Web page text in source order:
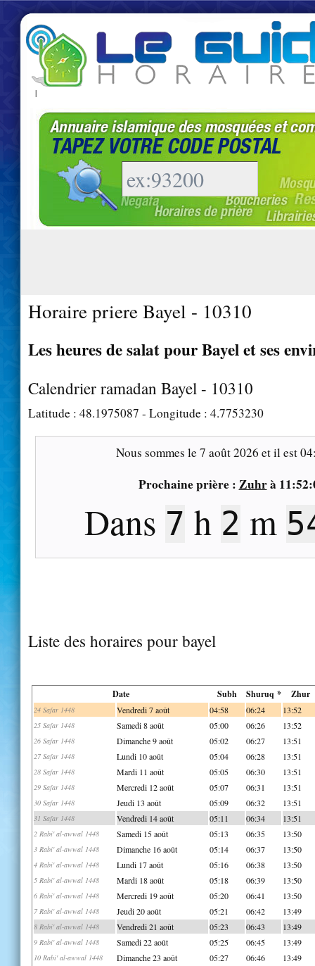
|
Horaire priere Bayel - 10310
Les heures de salat pour Bayel et ses
Calendrier ramadan Bayel - 10310
Latitude : 48.1975087 - Longitude : 4.7753230
Nous sommes le7 août 2026 et il est
Prochaine prière : Zuhrà
Dans 7 h 2 m
Liste des horaires pour bayel
Date Subh Shuruq * Zhur
24 Safar 1448 Vendredi 7 août 04:58 06:24 13:52
25 Safar 1448 Samedi 8 août 05:00 06:26 13:52
26 Safar 1448 Dimanche 9 août 05:02 06:27 13:51
27 Safar 1448 Lundi 10 août 05:04 06:28 13:51
28 Safar 1448 Mardi 11 août 05:05 06:30 13:51
29 Safar 1448 Mercredi 12 août 05:07 06:31 13:51
30 Safar 1448 Jeudi 13 août 05:09 06:32 13:51
31 Safar 1448 Vendredi 14 août 05:11 06:34 13:51
2 Rabi' al-awwal 1448 Samedi 15 août 05:13 06:35 13:50
3 Rabi' al-awwal 1448 Dimanche 16 août 05:14 06:37 13:50
4 Rabi' al-awwal 1448 Lundi 17 août 05:16 06:38 13:50
5 Rabi' al-awwal 1448 Mardi 18 août 05:18 06:39 13:50
6 Rabi' al-awwal 1448 Mercredi 19 août 05:20 06:41 13:50
7 Rabi' al-awwal 1448 Jeudi 20 août 05:21 06:42 13:49
8 Rabi' al-awwal 1448 Vendredi 21 août 05:23 06:43 13:49
9 Rabi' al-awwal 1448 Samedi 22 août 05:25 06:45 13:49
10 Rabi' al-awwal 1448 Dimanche 23 août 05:27 06:46 13:49